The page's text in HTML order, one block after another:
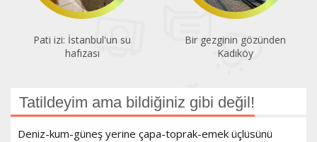
Pati izi: İstanbul'un su
hafızası
Bir gezginin gözünden
Kadıköy
Tatildeyim ama bildiğiniz gibi değil!
Deniz-kum-güneş yerine çapa-toprak-emek üçlüsünü